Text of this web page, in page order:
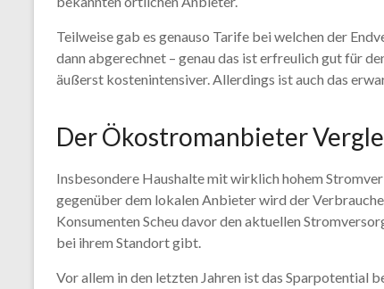
Teilweise gab es genauso Tarife bei welchen der
dann abgerechnet – genau das ist erfreulich gut für
äußerst kostenintensiver. Allerdings ist auch das
Der Ökostromanbieter
Insbesondere Haushalte mit wirklich hohem
gegenüber dem lokalen Anbieter wird der
Konsumenten Scheu davor den aktuellen
bei ihrem Standort gibt.
Vor allem in den letzten Jahren ist das Sparpotential